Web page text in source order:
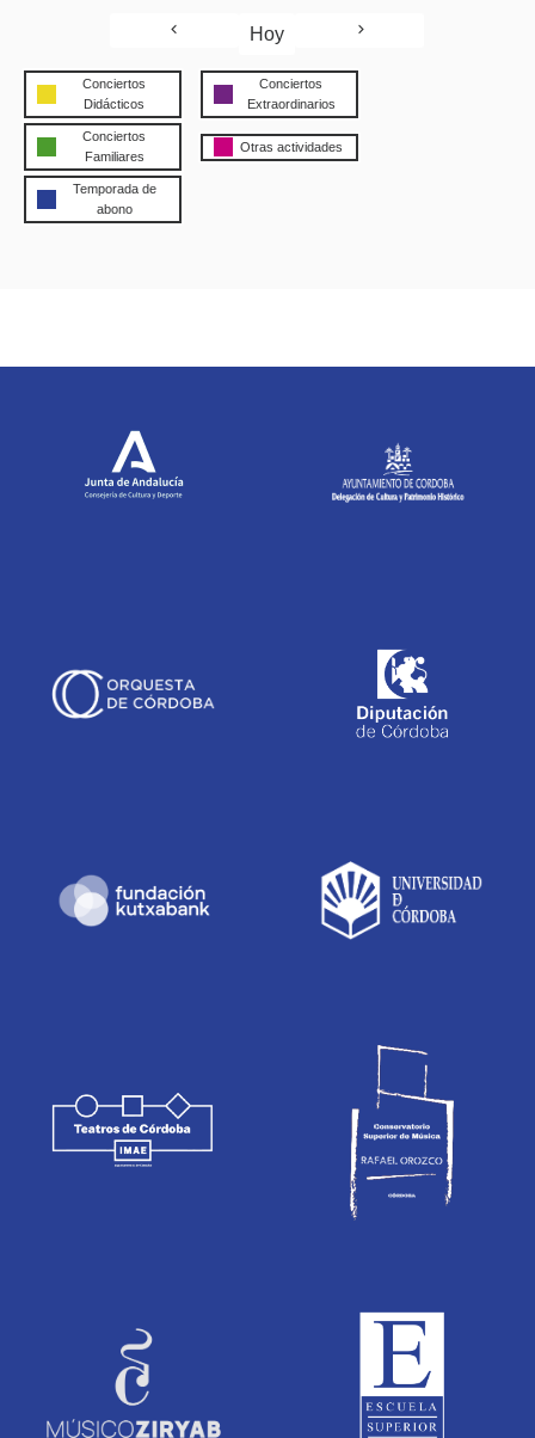
Hoy
Conciertos
Didácticos
Conciertos
Extraordinarios
Conciertos
Familiares
Otras actividades
Temporada de
abono